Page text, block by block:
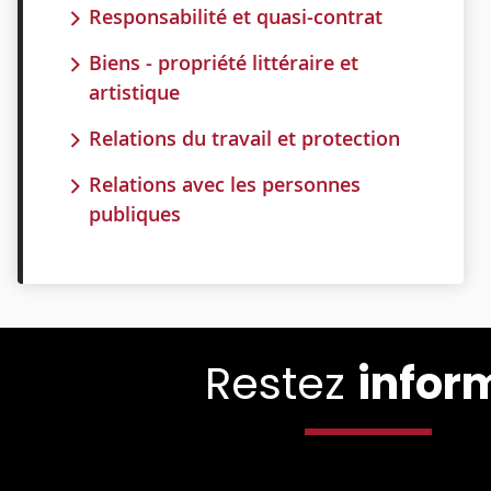
Responsabilité et quasi-contrat
Biens - propriété littéraire et
artistique
Relations du travail et protection
Relations avec les personnes
publiques
Restez